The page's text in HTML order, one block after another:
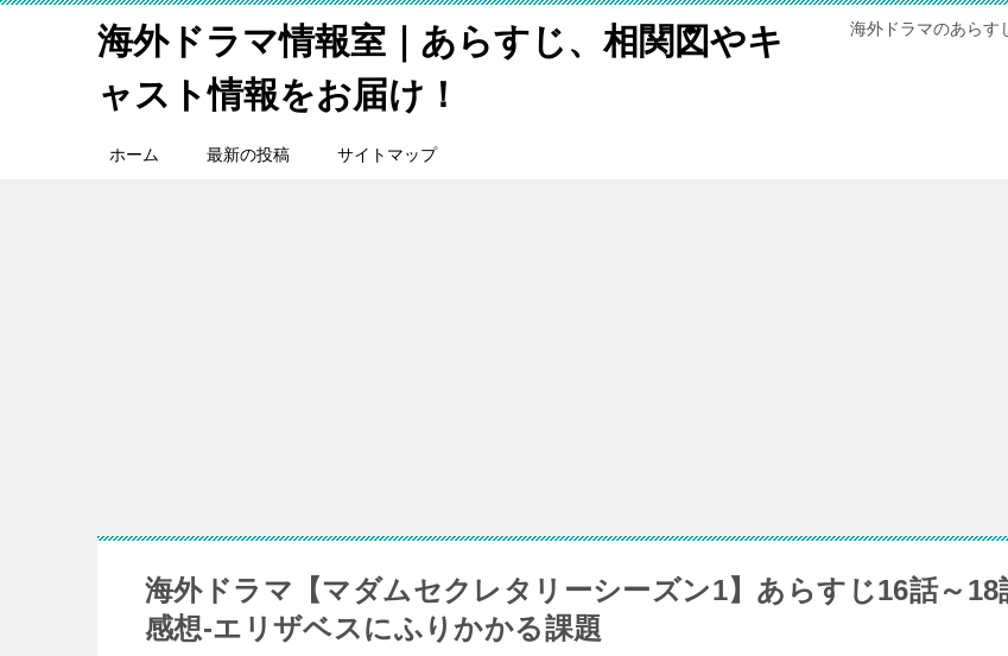
海外ドラマ情報室｜あらすじ、相関図やキ
ャスト情報をお届け！
海外ドラマのあらす
ホーム 最新の投稿 サイトマップ
海外ドラマ【マダムセクレタリーシーズン1】あらすじ16話～18
感想-エリザベスにふりかかる課題